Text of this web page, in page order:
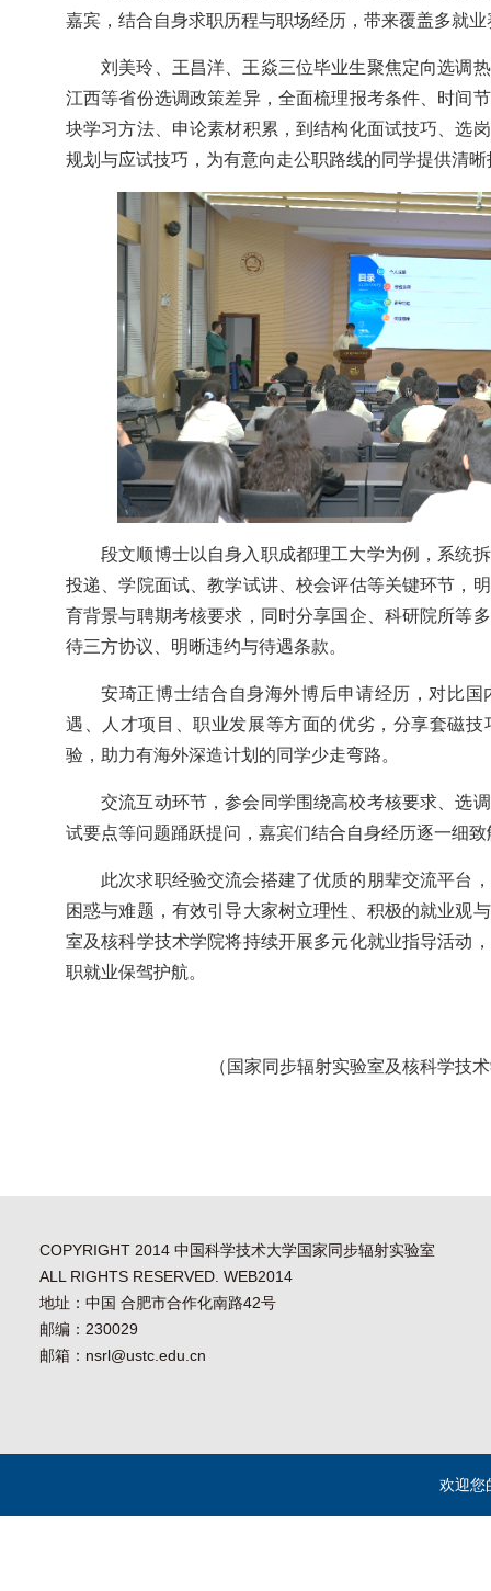
嘉宾，结合自身求职历程与职场经历，带来覆盖多就
刘美玲、王昌洋、王焱三位毕业生聚焦定向选调
江西等省份选调政策差异，全面梳理报考条件、时间
块学习方法、申论素材积累，到结构化面试技巧、选
规划与应试技巧，为有意向走公职路线的同学提供清晰
段文顺博士以自身入职成都理工大学为例，系统
投递、学院面试、教学试讲、校会评估等关键环节，
育背景与聘期考核要求，同时分享国企、科研院所等
待三方协议、明晰违约与待遇条款。
安琦正博士结合自身海外博后申请经历，对比
遇、人才项目、职业发展等方面的优劣，分享套磁
验，助力有海外深造计划的同学少走弯路。
交流互动环节，参会同学围绕高校考核要求、选
试要点等问题踊跃提问，嘉宾们结合自身经历逐一细
此次求职经验交流会搭建了优质的朋辈交流平台
困惑与难题，有效引导大家树立理性、积极的就业观
室及核科学技术学院将持续开展多元化就业指导活动
职就业保驾护航。
（国家同步辐射实验室及核科学技
COPYRIGHT 2014 中国科学技术大学国家同步辐射实验室
ALL RIGHTS RESERVED. WEB2014
地址：中国 合肥市合作化南路42号
邮编：230029
邮箱：nsrl@ustc.edu.cn
欢迎您